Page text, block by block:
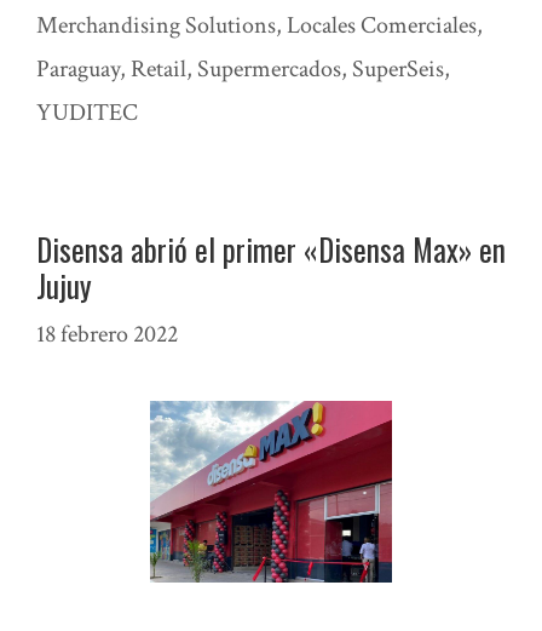
Merchandising Solutions,Locales Comerciales,
Paraguay, Retail, Supermercados, SuperSeis,
YUDITEC
Disensa abrió el primer «Disensa Max» en
Jujuy
18 febrero 2022